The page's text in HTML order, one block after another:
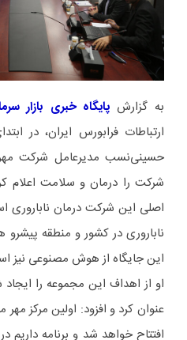
به گزارش پایگاه خبری بازار
ارتباطات فرابورس ایران، در
حسینی‌نسب مدیرعامل شرکت
شرکت را درمان و سلامت اعلام
اصلی این شرکت درمان ناباروری
ناباروری در کشور و منطقه
این جایگاه از هوش مصنوعی نیز